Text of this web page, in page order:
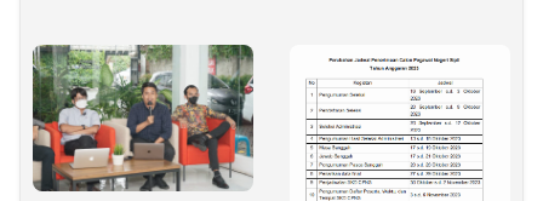
Jelas